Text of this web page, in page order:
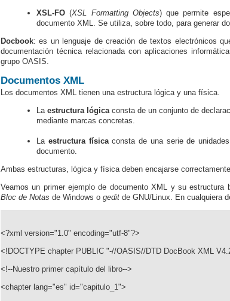
XSL-FO (XSL Formatting Objects) que permite
documento XML. Se utiliza, sobre todo, para generar
Docbook: es un lenguaje de creación de textos electrónicos
documentación técnica relacionada con aplicaciones
grupo OASIS.
Documentos XML
Los documentos XML tienen una estructura lógica y una física.
La estructura lógica consta de un conjunto de
mediante marcas concretas.
La estructura físicaconsta de una serie de
documento.
Ambas estructuras, lógica y física deben encajarse correctamente.
Veamos un primer ejemplo de documento XML y su
Bloc de Notas de Windows o gedit de GNU/Linux. En cualquiera
<?xml version="1.0" encoding="utf-8"?>
<!DOCTYPE chapter PUBLIC "-//OASIS//DTD DocBook XML
<!--Nuestro primer capítulo del libro-->
<chapter lang="es" id="capitulo_1">